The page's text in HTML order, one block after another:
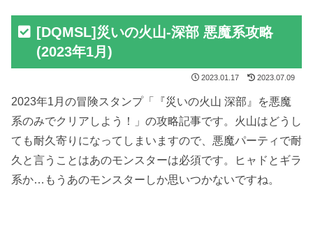
[DQMSL]災いの火山-深部 悪魔系攻略
(2023年1月)
2023.01.17 2023.07.09
2023年1月の冒険スタンプ「『災いの火山 深部』を悪魔
系のみでクリアしよう！」の攻略記事です。火山はどうし
ても耐久寄りになってしまいますので、悪魔パーティで耐
久と言うことはあのモンスターは必須です。ヒャドとギラ
系か…もうあのモンスターしか思いつかないですね。